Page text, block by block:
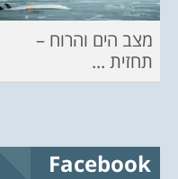
מצב הים והרוח –
תחזית ...
Facebook